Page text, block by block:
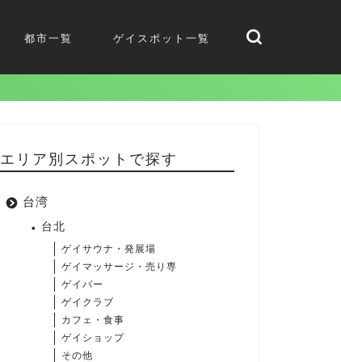
都市一覧 ゲイスポット一覧
エリア別スポットで探す
台湾
台北
ゲイサウナ・発展場
ゲイマッサージ・売り専
ゲイバー
ゲイクラブ
カフェ・食事
ゲイショップ
その他